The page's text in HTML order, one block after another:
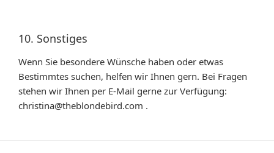
10. Sonstiges
Wenn Sie besondere Wünsche haben oder etwas
Bestimmtes suchen, helfen wir Ihnen gern. Bei Fragen
stehen wir Ihnen per E-Mail gerne zur Verfügung:
christina@theblondebird.com .